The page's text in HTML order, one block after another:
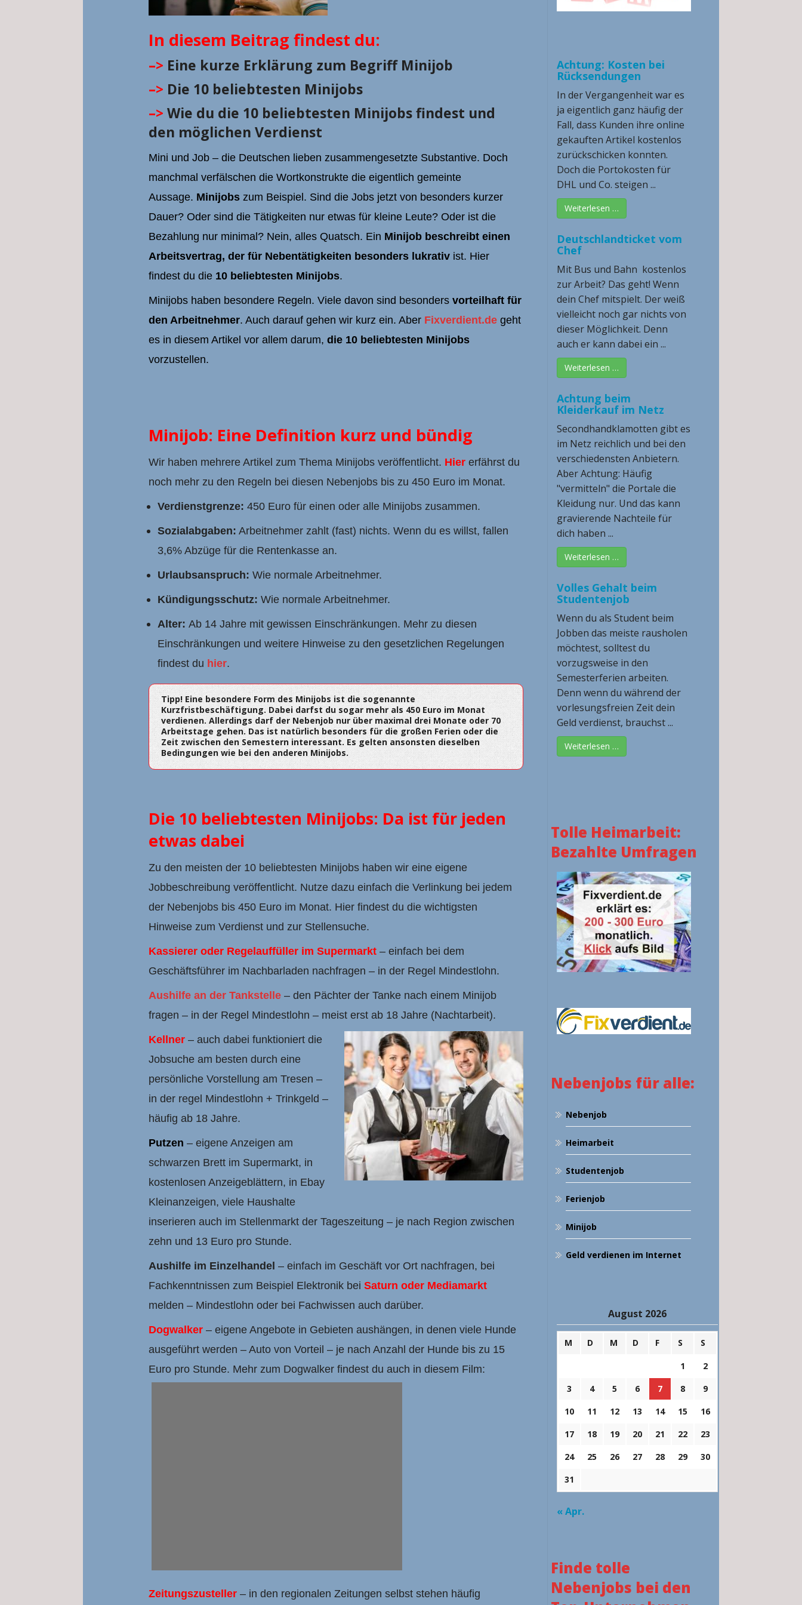
In diesem Beitrag findest du:
–> Eine kurze Erklärung zum Begriff Minijob
–> Die 10 beliebtesten Minijobs
–> Wie du die 10 beliebtesten Minijobs findest und
den möglichen Verdienst
Mini und Job – die Deutschen lieben zusammengesetzte Substantive. Doch
manchmal verfälschen die Wortkonstrukte die eigentlich gemeinte
Aussage. Minijobs zum Beispiel. Sind die Jobs jetzt von besonders kurzer
Dauer? Oder sind die Tätigkeiten nur etwas für kleine Leute? Oder ist die
Bezahlung nur minimal? Nein, alles Quatsch. Ein Minijob beschreibt einen
Arbeitsvertrag, der für Nebentätigkeiten besonders lukrativ ist. Hier
findest du die 10 beliebtesten Minijobs.
Minijobs haben besondere Regeln. Viele davon sind besonders vorteilhaft für
den Arbeitnehmer. Auch darauf gehen wir kurz ein. Aber Fixverdient.de geht
es in diesem Artikel vor allem darum, die 10 beliebtesten Minijobs
vorzustellen.
Minijob: Eine Definition kurz und bündig
Wir haben mehrere Artikel zum Thema Minijobs veröffentlicht. Hier erfährst du
noch mehr zu den Regeln bei diesen Nebenjobs bis zu 450 Euro im Monat.
Verdienstgrenze: 450 Euro für einen oder alle Minijobs zusammen.
Sozialabgaben: Arbeitnehmer zahlt (fast) nichts. Wenn du es willst, fallen
3,6% Abzüge für die Rentenkasse an.
Urlaubsanspruch: Wie normale Arbeitnehmer.
Kündigungsschutz: Wie normale Arbeitnehmer.
Alter: Ab 14 Jahre mit gewissen Einschränkungen. Mehr zu diesen
Einschränkungen und weitere Hinweise zu den gesetzlichen Regelungen
findest du hier.
Tipp! Eine besondere Form des Minijobs ist die sogenannte
Kurzfristbeschäftigung. Dabei darfst du sogar mehr als 450 Euro im Monat
verdienen. Allerdings darf der Nebenjob nur über maximal drei Monate oder 70
Arbeitstage gehen. Das ist natürlich besonders für die großen Ferien oder die
Zeit zwischen den Semestern interessant. Es gelten ansonsten dieselben
Bedingungen wie bei den anderen Minijobs.
Die 10 beliebtesten Minijobs: Da ist für jeden
etwas dabei
Zu den meisten der 10 beliebtesten Minijobs haben wir eine eigene
Jobbeschreibung veröffentlicht. Nutze dazu einfach die Verlinkung bei jedem
der Nebenjobs bis 450 Euro im Monat. Hier findest du die wichtigsten
Hinweise zum Verdienst und zur Stellensuche.
Kassierer oder Regelauffüller im Supermarkt – einfach bei dem
Geschäftsführer im Nachbarladen nachfragen – in der Regel Mindestlohn.
Aushilfe an der Tankstelle – den Pächter der Tanke nach einem Minijob
fragen – in der Regel Mindestlohn – meist erst ab 18 Jahre (Nachtarbeit).
Kellner – auch dabei funktioniert die
Jobsuche am besten durch eine
persönliche Vorstellung am Tresen –
in der regel Mindestlohn + Trinkgeld –
häufig ab 18 Jahre.
Putzen – eigene Anzeigen am
schwarzen Brett im Supermarkt, in
kostenlosen Anzeigeblättern, in Ebay
Kleinanzeigen, viele Haushalte
inserieren auch im Stellenmarkt der Tageszeitung – je nach Region zwischen
zehn und 13 Euro pro Stunde.
Aushilfe im Einzelhandel – einfach im Geschäft vor Ort nachfragen, bei
Fachkenntnissen zum Beispiel Elektronik bei Saturn oder Mediamarkt
melden – Mindestlohn oder bei Fachwissen auch darüber.
Dogwalker – eigene Angebote in Gebieten aushängen, in denen viele Hunde
ausgeführt werden – Auto von Vorteil – je nach Anzahl der Hunde bis zu 15
Euro pro Stunde. Mehr zum Dogwalker findest du auch in diesem Film:
Zeitungszusteller – in den regionalen Zeitungen selbst stehen häufig
Achtung: Kosten bei
Rücksendungen
In der Vergangenheit war es
ja eigentlich ganz häufig der
Fall, dass Kunden ihre online
gekauften Artikel kostenlos
zurückschicken konnten.
Doch die Portokosten für
DHL und Co. steigen ...
Weiterlesen …
Deutschlandticket vom
Chef
Mit Bus und Bahn kostenlos
zur Arbeit? Das geht! Wenn
dein Chef mitspielt. Der weiß
vielleicht noch gar nichts von
dieser Möglichkeit. Denn
auch er kann dabei ein ...
Weiterlesen …
Achtung beim
Kleiderkauf im Netz
Secondhandklamotten gibt es
im Netz reichlich und bei den
verschiedensten Anbietern.
Aber Achtung: Häufig
"vermitteln" die Portale die
Kleidung nur. Und das kann
gravierende Nachteile für
dich haben ...
Weiterlesen …
Volles Gehalt beim
Studentenjob
Wenn du als Student beim
Jobben das meiste rausholen
möchtest, solltest du
vorzugsweise in den
Semesterferien arbeiten.
Denn wenn du während der
vorlesungsfreien Zeit dein
Geld verdienst, brauchst ...
Weiterlesen …
Tolle Heimarbeit:
Bezahlte Umfragen
Nebenjobs für alle:
Nebenjob
Heimarbeit
Studentenjob
Ferienjob
Minijob
Geld verdienen im Internet
August 2026
M D M D F S S
1
2
3
4 5 6 7 8
9
10
11 12 13 14 15
16
17
18 19 20 21 22
23
24
25 26 27 28 29
30
31
« Apr.
Finde tolle
Nebenjobs bei den